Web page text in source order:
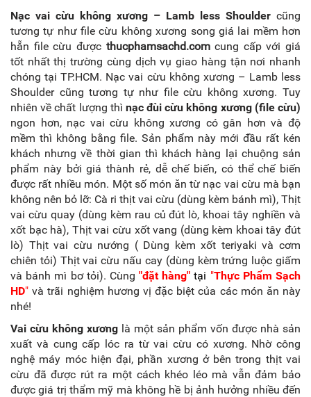
Nạc vai cừu không xương – Lamb less Shoulder cũng
tương tự như file cừu không xương song giá lai mềm hơn
hẵn file cừu được thucphamsachd.comcung cấp với giá
tốt nhất thị trường cùng dịch vụ giao hàng tận nơi nhanh
chóng tại TP.HCM. Nạc vai cừu không xương – Lamb less
Shoulder cũng tương tự như file cừu không xương. Tuy
nhiên về chất lượng thì nạc đùi cừu không xương (file cừu)
ngon hơn, nạc vai cừu không xương có gân hơn và độ
mềm thì không bằng file. Sản phẩm này mới đầu rất kén
khách nhưng về thời gian thì khách hàng lại chuộng sản
phẩm này bởi giá thành rẻ, dễ chế biến, có thể chế biến
được rất nhiều món. Một số món ăn từ nạc vai cừu mà bạn
không nên bỏ lỡ: Cà ri thịt vai cừu (dùng kèm bánh mì), Thịt
vai cừu quay (dùng kèm rau củ đút lò, khoai tây nghiền và
xốt bạc hà), Thịt vai cừu xốt vang (dùng kèm khoai tây đút
lò) Thịt vai cừu nướng ( Dùng kèm xốt teriyaki và cơm
chiên tỏi) Thịt vai cừu nấu cay (dùng kèm trứng luộc giấm
và bánh mì bơ tỏi). Cùng"đặt hàng" tại "Thực Phẩm Sạch
HD" và trãi nghiệm hương vị đặc biệt của các món ăn này
nhé!
Vai cừu không xương là một sản phẩm vốn được nhà sản
xuất và cung cấp lóc ra từvai cừu có xương. Nhờ công
nghệ máy móc hiện đại, phần xương ở bên trong thịt vai
cừu đã được rút ra một cách khéo léo mà vẫn đảm bảo
được giá trị thẩm mỹ mà không hề bị ảnh hưởng nhiều đến